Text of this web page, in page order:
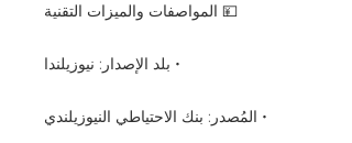
💴 المواصفات والميزات التقنية
• بلد الإصدار: نيوزيلندا
• المُصدر: بنك الاحتياطي النيوزيلندي